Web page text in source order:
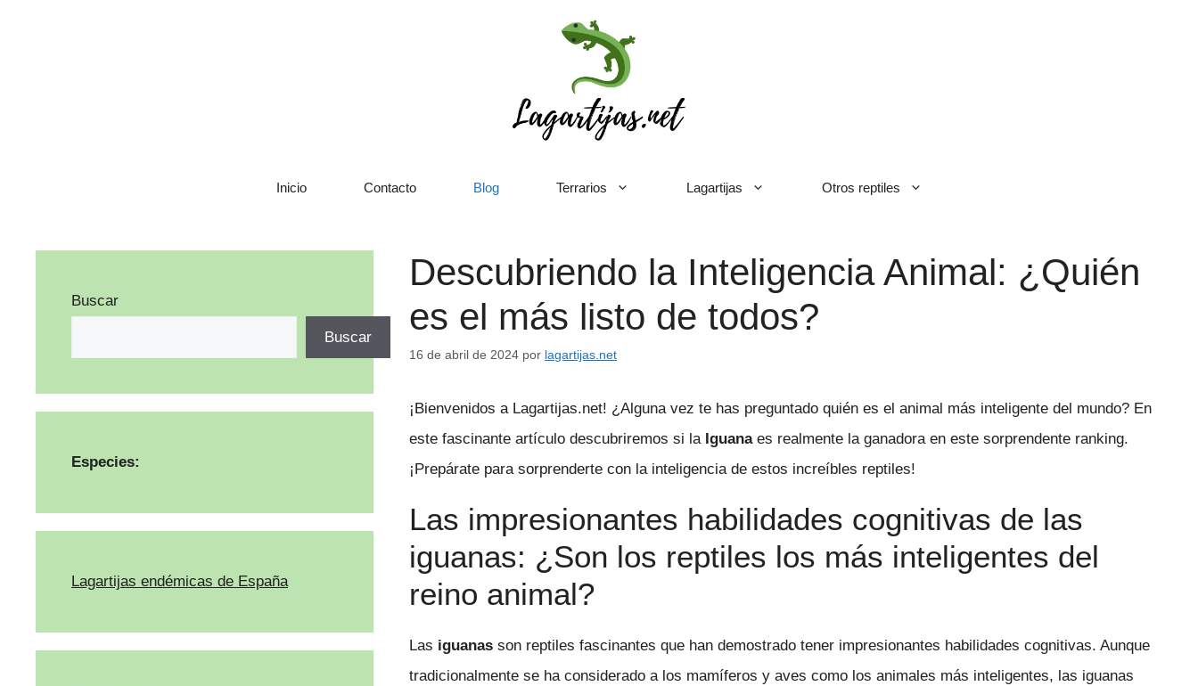
Inicio Contacto Blog Terrarios Lagartijas Otros reptiles
Descubriendo la Inteligencia Animal: ¿Quién
es el más listo de todos?
16 de abril de 2024 por lagartijas.net
¡Bienvenidos a Lagartijas.net! ¿Alguna vez te has preguntado quién es el animal más inteligente del mundo? En
este fascinante artículo descubriremos si la Iguanaes realmente la ganadora en este sorprendente ranking.
¡Prepárate para sorprenderte con la inteligencia de estos increíbles reptiles!
Las impresionantes habilidades cognitivas de las
iguanas: ¿Son los reptiles los más inteligentes del
reino animal?
Las iguanas son reptiles fascinantes que han demostrado tener impresionantes habilidades cognitivas. Aunque
tradicionalmente se ha considerado a los mamíferos y aves como los animales más inteligentes, las iguanas
Buscar
Buscar
Especies:
Lagartijas endémicas de España